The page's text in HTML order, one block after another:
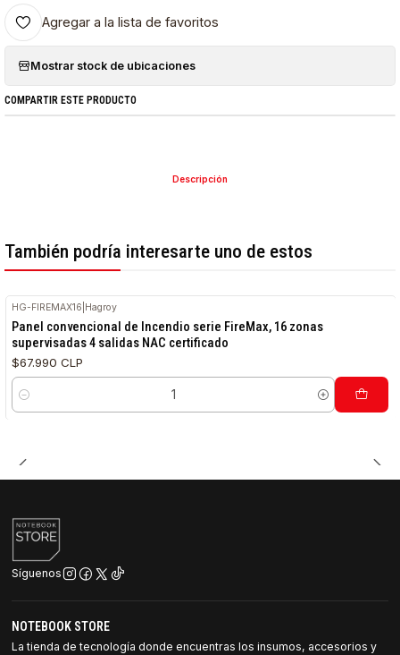
Agregar a la lista de favoritos
Mostrar stock de ubicaciones
COMPARTIR ESTE PRODUCTO
Descripción
También podría interesarte uno de estos
HG-FIREMAX16 Hagroy
Panel convencional de Incendio serie FireMax, 16 zonas
supervisadas 4 salidas NAC certificado
$67.990 CLP
Cantidad
Síguenos
NOTEBOOK STORE
La tienda de tecnología donde encuentras los insumos, accesorios y